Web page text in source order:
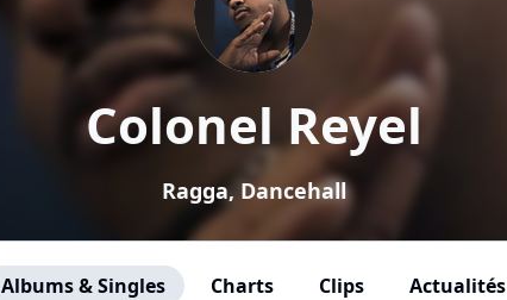
Colonel Reyel
Ragga, Dancehall
Albums & Singles Charts Clips Actualités